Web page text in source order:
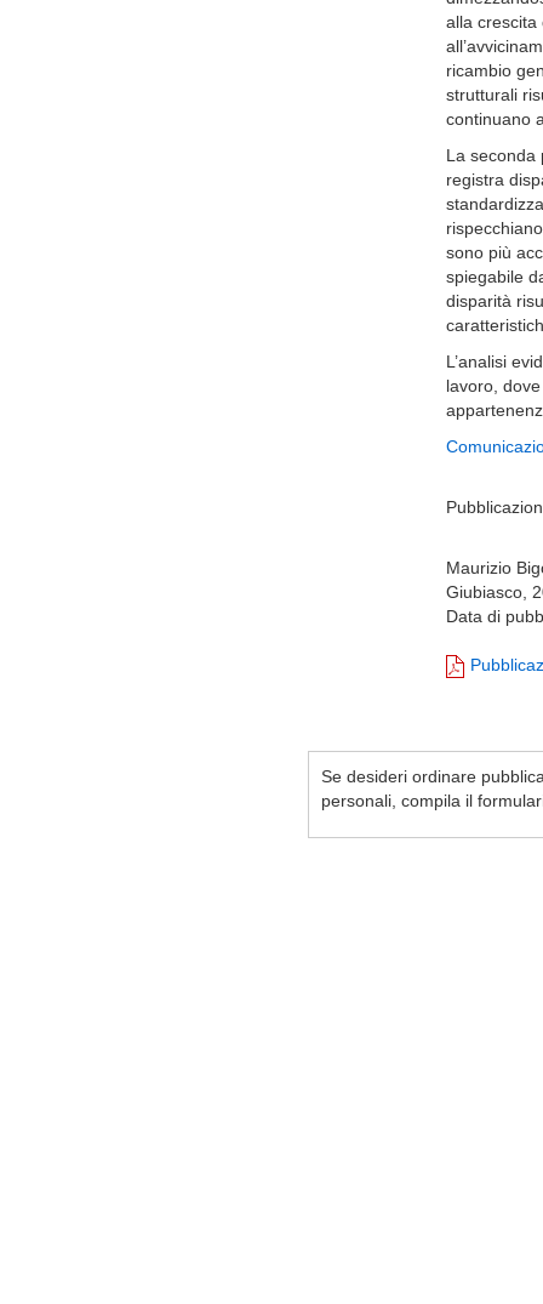
alla crescita
ricambio
strutturali
continuano
La seconda
registra
sono più
spiegabile
disparità
L’analisi
lavoro,
Maurizio
Giubiasco,
Data di
Se desideri ordinare
personali, compila il